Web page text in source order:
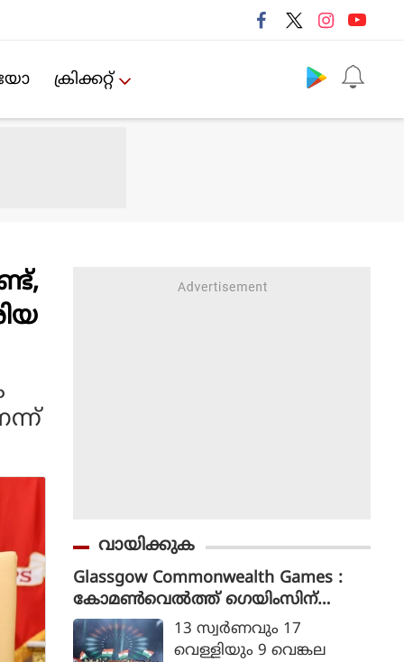
ക്രിക്കറ്റ്‌
വായിക്കുക
Glassgow Commonwealth Games :
കോമൺവെൽത്ത് ഗെയിംസിന്
ഗ്ലാസ്ഗോയിൽ കൊടിയിറങ്ങി, മെഡ
ൽ നേട്ടത്തിൽ ഇന്ത്യ നാലാമത്
13 സ്വര്‍ണവും 17
വെള്ളിയും 9 വെങ്കല